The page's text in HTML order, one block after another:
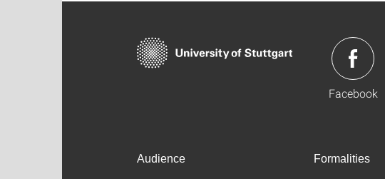
Facebook
Audience Formalities